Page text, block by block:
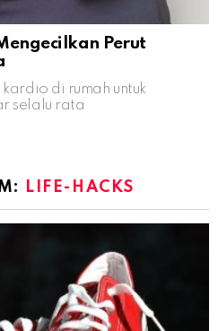
Perut
di rumah untuk
selalu rata
LIFE-HACKS